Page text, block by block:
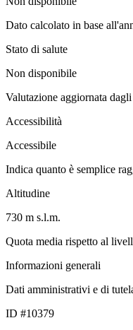
Dato calcolato in base
Stato di salute
Non disponibile
Valutazione aggiornata
Accessibilità
Accessibile
Indica quanto è semplice
Altitudine
730 m s.l.m.
Quota media rispetto al
Informazioni generali
Dati amministrativi e di
ID #10379